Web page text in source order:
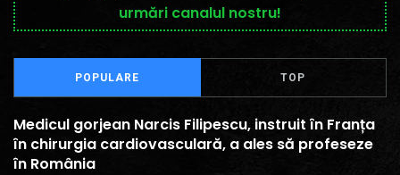
urmări canalul nostru!
POPULARE TOP
Medicul gorjean Narcis Filipescu, instruit în Franța
în chirurgia cardiovasculară, a ales să profeseze
în România